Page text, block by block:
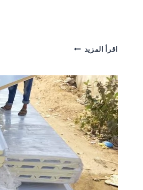
اقرأ المزيد تركيب
اسعار
الساندوتش
بانل
جدة
والطائف
2023